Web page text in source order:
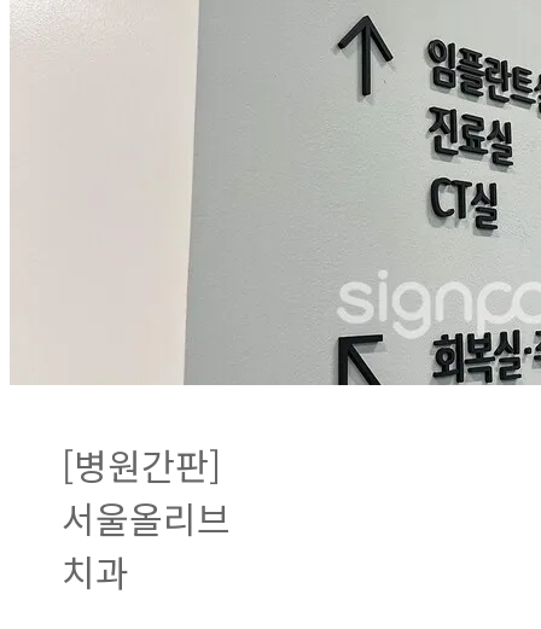
[병원간판]
서울올리브
치과